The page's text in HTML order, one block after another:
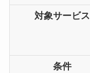
対象サービス
条件